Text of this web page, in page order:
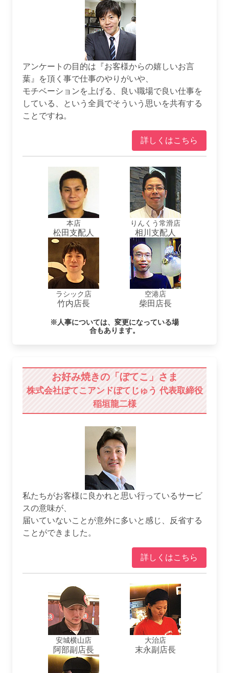
アンケートの目的は『お客様からの嬉しいお言
葉』を頂く事で仕事のやりがいや、
モチベーションを上げる、良い職場で良い仕事を
している、という全員でそういう思いを共有する
ことですね。
詳しくはこちら
本店
松田支配人
りんくう常滑店
相川支配人
ラシック店
竹内店長
空港店
柴田店長
※人事については、変更になっている場
合もあります。
お好み焼きの「ぼてこ」さま
株式会社ぼてこアンドぼてじゅう 代表取締役
稲垣龍二様
私たちがお客様に良かれと思い行っているサービ
スの意味が、
届いていないことが意外に多いと感じ、反省する
ことができました。
詳しくはこちら
安城横山店
阿部副店長
大治店
末永副店長